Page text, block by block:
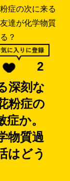
症の次に来る
達が化学物質
？
2
深刻な
粉症の
か。
物質過
はどう